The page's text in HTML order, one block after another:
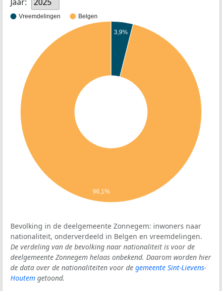
Jaar: 2025
Vreemdelingen Belgen
3,9%
96,1%
Bevolking in de deelgemeente Zonnegem: inwoners naar
nationaliteit, onderverdeeld in Belgen en vreemdelingen.
De verdeling van de bevolking naar nationaliteit is voor de
deelgemeente Zonnegem helaas onbekend. Daarom worden hier
de data over de nationaliteiten voor de gemeente Sint-Lievens-
Houtem getoond.